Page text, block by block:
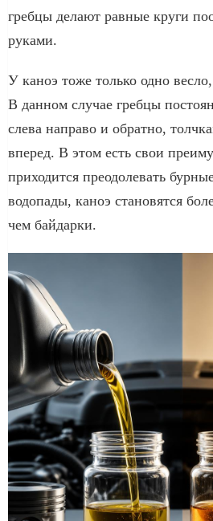
гребцы делают равные круги
руками.
У каноэ тоже только одно
В данном случае гребцы
слева направо и обратно,
вперед. В этом есть свои
приходится преодолевать
водопады, каноэ становятся
чем байдарки.